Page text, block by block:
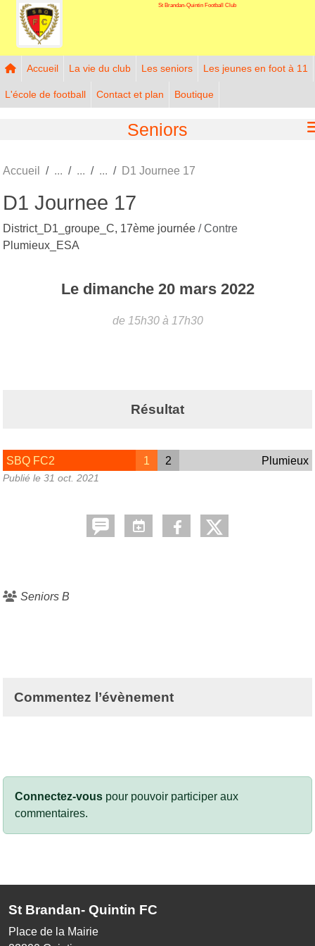
St Brandan-Quintin Football Club
Accueil La vie du club Les seniors Les jeunes en foot à 11
L'école de football Contact et plan Boutique
Seniors
Accueil D1 Journee 17
D1 Journee 17
District_D1_groupe_C, 17ème journée / Contre
Plumieux_ESA
Le dimanche 20 mars 2022
de 15h30 à 17h30
Résultat
SBQ FC2 1 2 Plumieux
Publié le 31 oct. 2021
Seniors B
Commentez l’évènement
Connectez-vous pour pouvoir participer aux
commentaires.
St Brandan- Quintin FC
Place de la Mairie
Panneau de gestion des cookies